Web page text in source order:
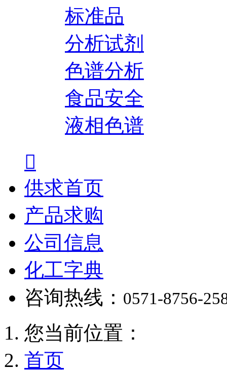
标准品
分析试剂
色谱分析
食品安全
液相色谱

供求首页
产品求购
公司信息
化工字典
咨询热线： 0571-8756-
您当前位置：
首页